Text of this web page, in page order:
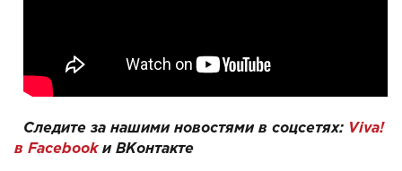
Следите за нашими новостями в соцсетях: Viva!
в Facebookи ВКонтакте